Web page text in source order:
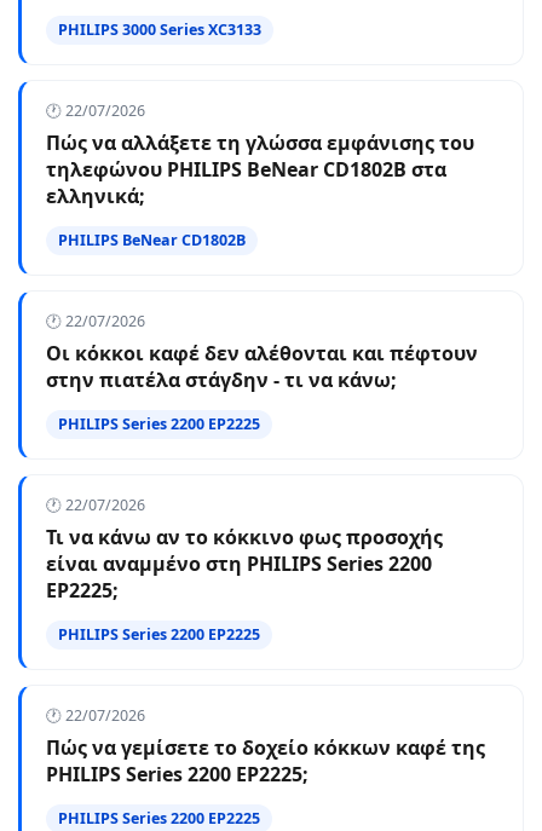
PHILIPS 3000 Series XC3133
🕐 22/07/2026
Πώς να αλλάξετε τη γλώσσα εμφάνισης του
τηλεφώνου PHILIPS BeNear CD1802B στα
ελληνικά;
PHILIPS BeNear CD1802B
🕐 22/07/2026
Οι κόκκοι καφέ δεν αλέθονται και πέφτουν
στην πιατέλα στάγδην - τι να κάνω;
PHILIPS Series 2200 EP2225
🕐 22/07/2026
Τι να κάνω αν το κόκκινο φως προσοχής
είναι αναμμένο στη PHILIPS Series 2200
EP2225;
PHILIPS Series 2200 EP2225
🕐 22/07/2026
Πώς να γεμίσετε το δοχείο κόκκων καφέ της
PHILIPS Series 2200 EP2225;
PHILIPS Series 2200 EP2225